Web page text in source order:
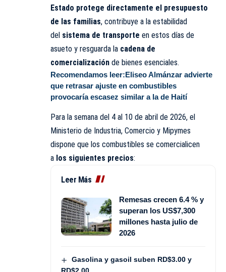
Estado protege directamente el presupuesto
de las familias, contribuye a la estabilidad
del sistema de transporte en estos días de
asueto y resguarda la cadena de
comercialización de bienes esenciales.
Recomendamos leer:Eliseo Almánzar advierte
que retrasar ajuste en combustibles
provocaría escasez similar a la de Haití
Para la semana del 4 al 10 de abril de 2026, el
Ministerio de Industria, Comercio y Mipymes
dispone que los combustibles se comercialicen
a los siguientes precios:
Leer Más
Remesas crecen 6.4 % y
superan los US$7,300
millones hasta julio de
2026
Gasolina y gasoil suben RD$3.00 y
RD$2.00